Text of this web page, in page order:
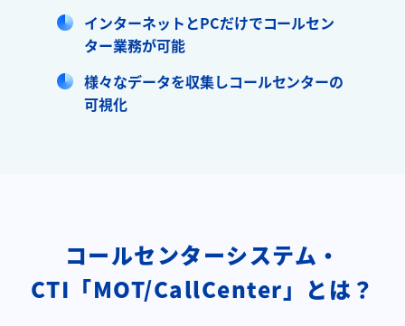
インターネットとPCだけでコールセン
ター業務が可能
様々なデータを収集しコールセンターの
可視化
コールセンターシステム・
CTI「MOT/CallCenter」とは？